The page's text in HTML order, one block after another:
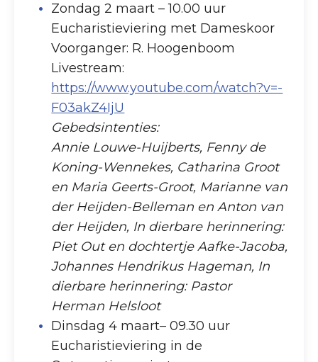
Zondag 2 maart – 10.00 uur
Eucharistieviering met Dameskoor
Voorganger: R. Hoogenboom
Livestream:
https://www.youtube.com/watch?v=-
F03akZ4IjU
Gebedsintenties:
Annie Louwe-Huijberts, Fenny de
Koning-Wennekes, Catharina Groot
en Maria Geerts-Groot, Marianne van
der Heijden-Belleman en Anton van
der Heijden, In dierbare herinnering:
Piet Out en dochtertje Aafke-Jacoba,
Johannes Hendrikus Hageman, In
dierbare herinnering: Pastor
Herman Helsloot
Dinsdag 4 maart– 09.30 uur
Eucharistieviering in de